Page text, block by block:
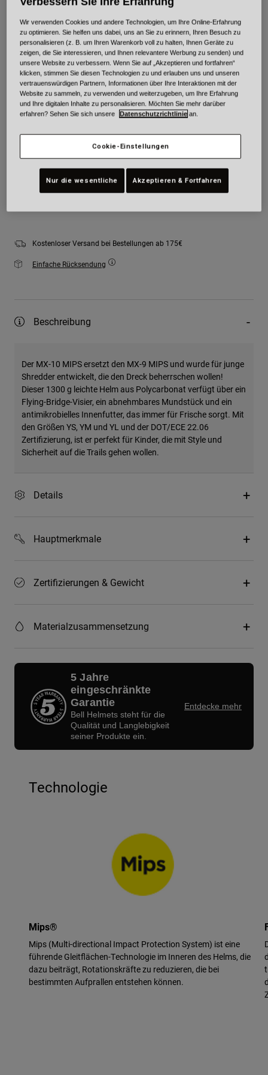
Farben -Schwarz Camouflage
ausgewählt
Größe
Large
Zum Warenkorb hinzufügen
Kostenloser Versand bei Bestellungen ab 175€
Einfache Rücksendung
Beschreibung
Der MX-10 MIPS ersetzt den MX-9 MIPS und wurde für junge
Shredder entwickelt, die den Dreck beherrschen wollen!
Dieser 1300 g leichte Helm aus Polycarbonat verfügt über ein
Flying-Bridge-Visier, ein abnehmbares Mundstück und ein
antimikrobielles Innenfutter, das immer für Frische sorgt. Mit
den Größen YS, YM und YL und der DOT/ECE 22.06
Zertifizierung, ist er perfekt für Kinder, die mit Style und
Sicherheit auf die Trails gehen wollen.
Details
Hauptmerkmale
Zertifizierungen & Gewicht
Materialzusammensetzung
5 Jahre
eingeschränkte
Garantie
Bell Helmets steht für die
Qualität und Langlebigkeit
seiner Produkte ein.
Entdecke mehr
Technologie
Mips®
Mips (Multi-directional Impact Protection System) ist eine
führende Gleitflächen-Technologie im Inneren des Helms, die
dazu beiträgt, Rotationskräfte zu reduzieren, die bei
bestimmten Aufprallen entstehen können.
Wir verwenden Cookies und andere Technologien, um Ihre Online-Erfahrung
zu optimieren. Sie helfen uns dabei, uns an Sie zu erinnern, Ihren Besuch zu
personalisieren (z. B. um Ihren Warenkorb voll zu halten, Ihnen Geräte zu
zeigen, die Sie interessieren, und Ihnen relevantere Werbung zu senden) und
unsere Website zu verbessern. Wenn Sie auf „Akzeptieren und fortfahren“
klicken, stimmen Sie diesen Technologien zu und erlauben uns und unseren
vertrauenswürdigen Partnern, Informationen über Ihre Interaktionen mit der
Website zu sammeln, zu verwenden und weiterzugeben, um Ihre Erfahrung
und Ihre digitalen Inhalte zu personalisieren. Möchten Sie mehr darüber
erfahren? Sehen Sie sich unsere
Datenschutzrichtlinie an.
Cookie-Einstellungen
Nur die wesentliche Akzeptieren & Fortfahren